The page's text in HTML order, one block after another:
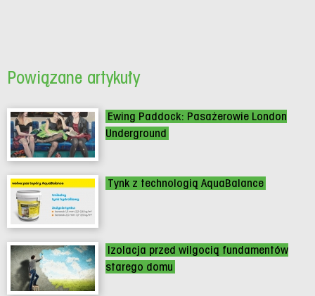
Powiązane artykuły
Ewing Paddock: Pasażerowie London
Underground
Tynk z technologią AquaBalance
Izolacja przed wilgocią fundamentów
starego domu